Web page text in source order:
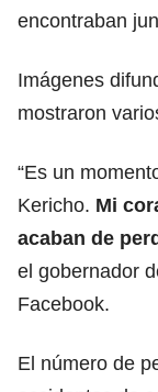
encontraban
Imágenes
mostraron
“Es un
Kericho. Mi
acaban de
el gobernador
Facebook.
El número de